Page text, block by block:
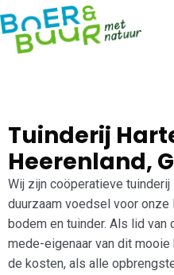
Tuinderij
Heerenland,
Wij zijn coöperatieve
duurzaam voedsel voor onze
bodem en tuinder. Als lid van
mede-eigenaar van dit
de kosten, als alle